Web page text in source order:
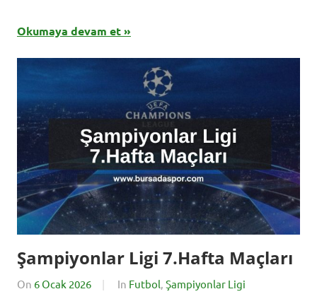
Okumaya devam et
Şampiyonlar Ligi 7.Hafta Maçları
On 6 Ocak 2026
By
In Futbol Şampiyonlar Ligi